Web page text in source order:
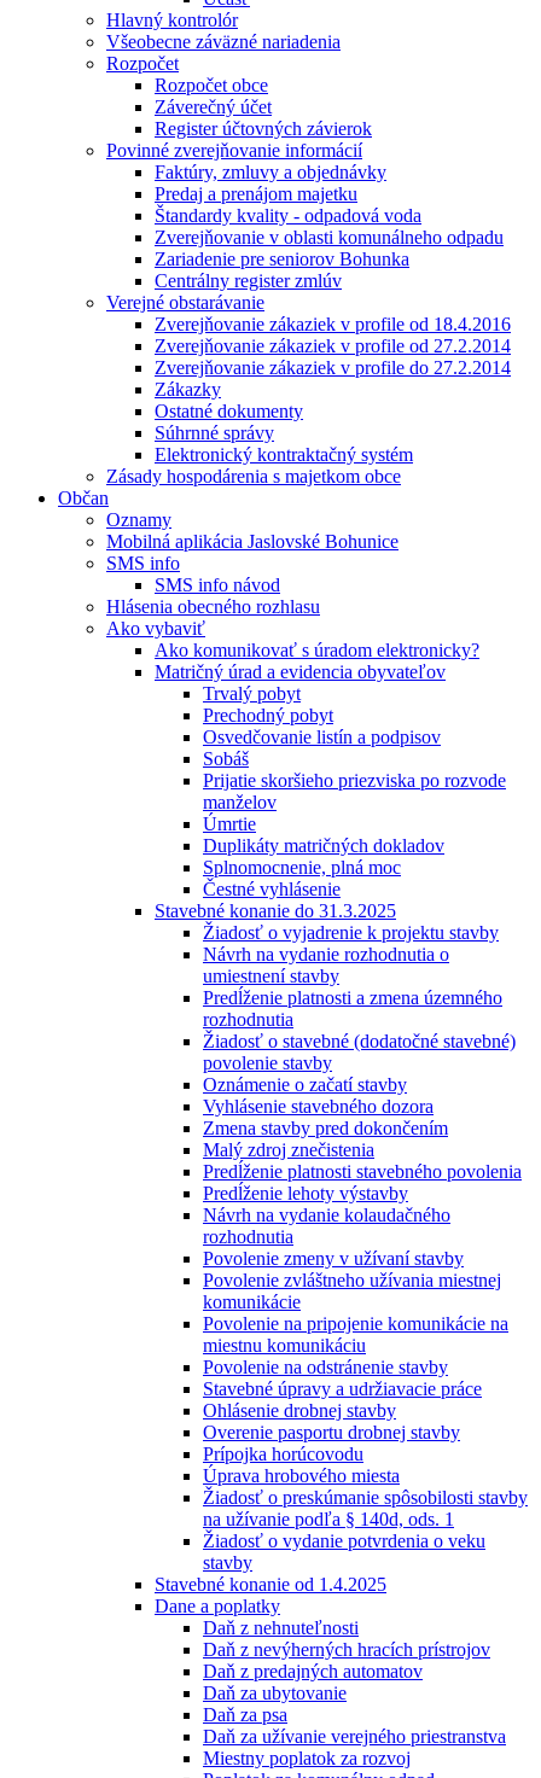
Hlavný kontrolór
Všeobecne záväzné nariadenia
Rozpočet
Rozpočet obce
Záverečný účet
Register účtovných závierok
Povinné zverejňovanie informácií
Faktúry, zmluvy a objednávky
Predaj a prenájom majetku
Štandardy kvality - odpadová voda
Zverejňovanie v oblasti komunálneho odpadu
Zariadenie pre seniorov Bohunka
Centrálny register zmlúv
Verejné obstarávanie
Zverejňovanie zákaziek v profile od 18.4.2016
Zverejňovanie zákaziek v profile od 27.2.2014
Zverejňovanie zákaziek v profile do 27.2.2014
Zákazky
Ostatné dokumenty
Súhrnné správy
Elektronický kontraktačný systém
Zásady hospodárenia s majetkom obce
Občan
Oznamy
Mobilná aplikácia Jaslovské Bohunice
SMS info
SMS info návod
Hlásenia obecného rozhlasu
Ako vybaviť
Ako komunikovať s úradom elektronicky?
Matričný úrad a evidencia obyvateľov
Trvalý pobyt
Prechodný pobyt
Osvedčovanie listín a podpisov
Sobáš
Prijatie skoršieho priezviska po rozvode
manželov
Úmrtie
Duplikáty matričných dokladov
Splnomocnenie, plná moc
Čestné vyhlásenie
Stavebné konanie do 31.3.2025
Žiadosť o vyjadrenie k projektu stavby
Návrh na vydanie rozhodnutia o
umiestnení stavby
Predĺženie platnosti a zmena územného
rozhodnutia
Žiadosť o stavebné (dodatočné stavebné)
povolenie stavby
Oznámenie o začatí stavby
Vyhlásenie stavebného dozora
Zmena stavby pred dokončením
Malý zdroj znečistenia
Predĺženie platnosti stavebného povolenia
Predĺženie lehoty výstavby
Návrh na vydanie kolaudačného
rozhodnutia
Povolenie zmeny v užívaní stavby
Povolenie zvláštneho užívania miestnej
komunikácie
Povolenie na pripojenie komunikácie na
miestnu komunikáciu
Povolenie na odstránenie stavby
Stavebné úpravy a udržiavacie práce
Ohlásenie drobnej stavby
Overenie pasportu drobnej stavby
Prípojka horúcovodu
Úprava hrobového miesta
Žiadosť o preskúmanie spôsobilosti stavby
na užívanie podľa § 140d, ods. 1
Žiadosť o vydanie potvrdenia o veku
stavby
Stavebné konanie od 1.4.2025
Dane a poplatky
Daň z nehnuteľnosti
Daň z nevýherných hracích prístrojov
Daň z predajných automatov
Daň za ubytovanie
Daň za psa
Daň za užívanie verejného priestranstva
Miestny poplatok za rozvoj